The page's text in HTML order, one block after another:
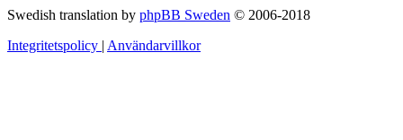
Swedish translation by phpBB Sweden © 2006-2018
Integritetspolicy | Användarvillkor